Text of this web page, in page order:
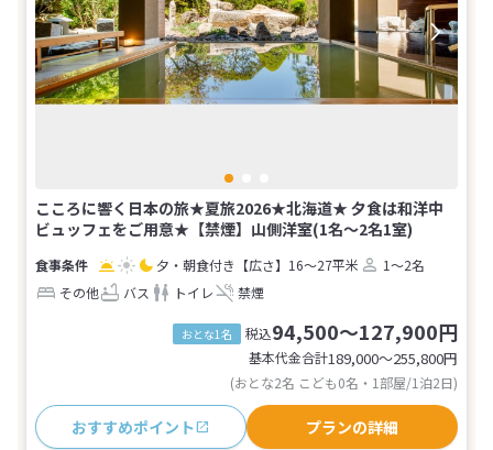
こころに響く日本の旅★夏旅2026★北海道★ 夕食は和洋中
ビュッフェをご用意★【禁煙】山側洋室(1名～2名1室)
夕・朝食付き 【広さ】16～27平米
1～2名
その他
バス トイレ 禁煙
おとな1名 税込94,500～127,900円
基本代金合計189,000〜255,800円
(おとな2名 こども0名・1部屋/1泊2日)
おすすめポイント プランの詳細